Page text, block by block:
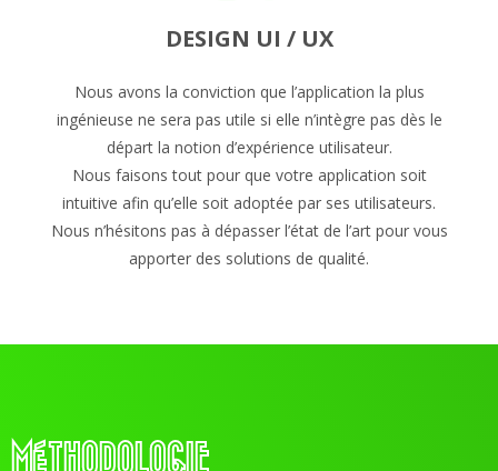
DESIGN UI / UX
Nous avons la conviction que l’application la plus
ingénieuse ne sera pas utile si elle n’intègre pas dès le
départ la notion d’expérience utilisateur.
Nous faisons tout pour que votre application soit
intuitive afin qu’elle soit adoptée par ses utilisateurs.
Nous n’hésitons pas à dépasser l’état de l’art pour vous
apporter des solutions de qualité.
MÉTHODOLOGIE